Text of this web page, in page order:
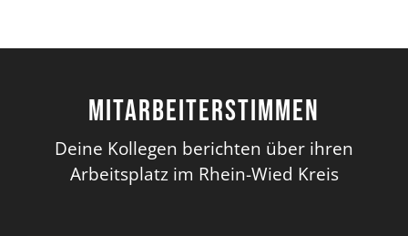
Mitarbeiterstimmen
Deine Kollegen berichten über ihren
Arbeitsplatz im Rhein-Wied Kreis